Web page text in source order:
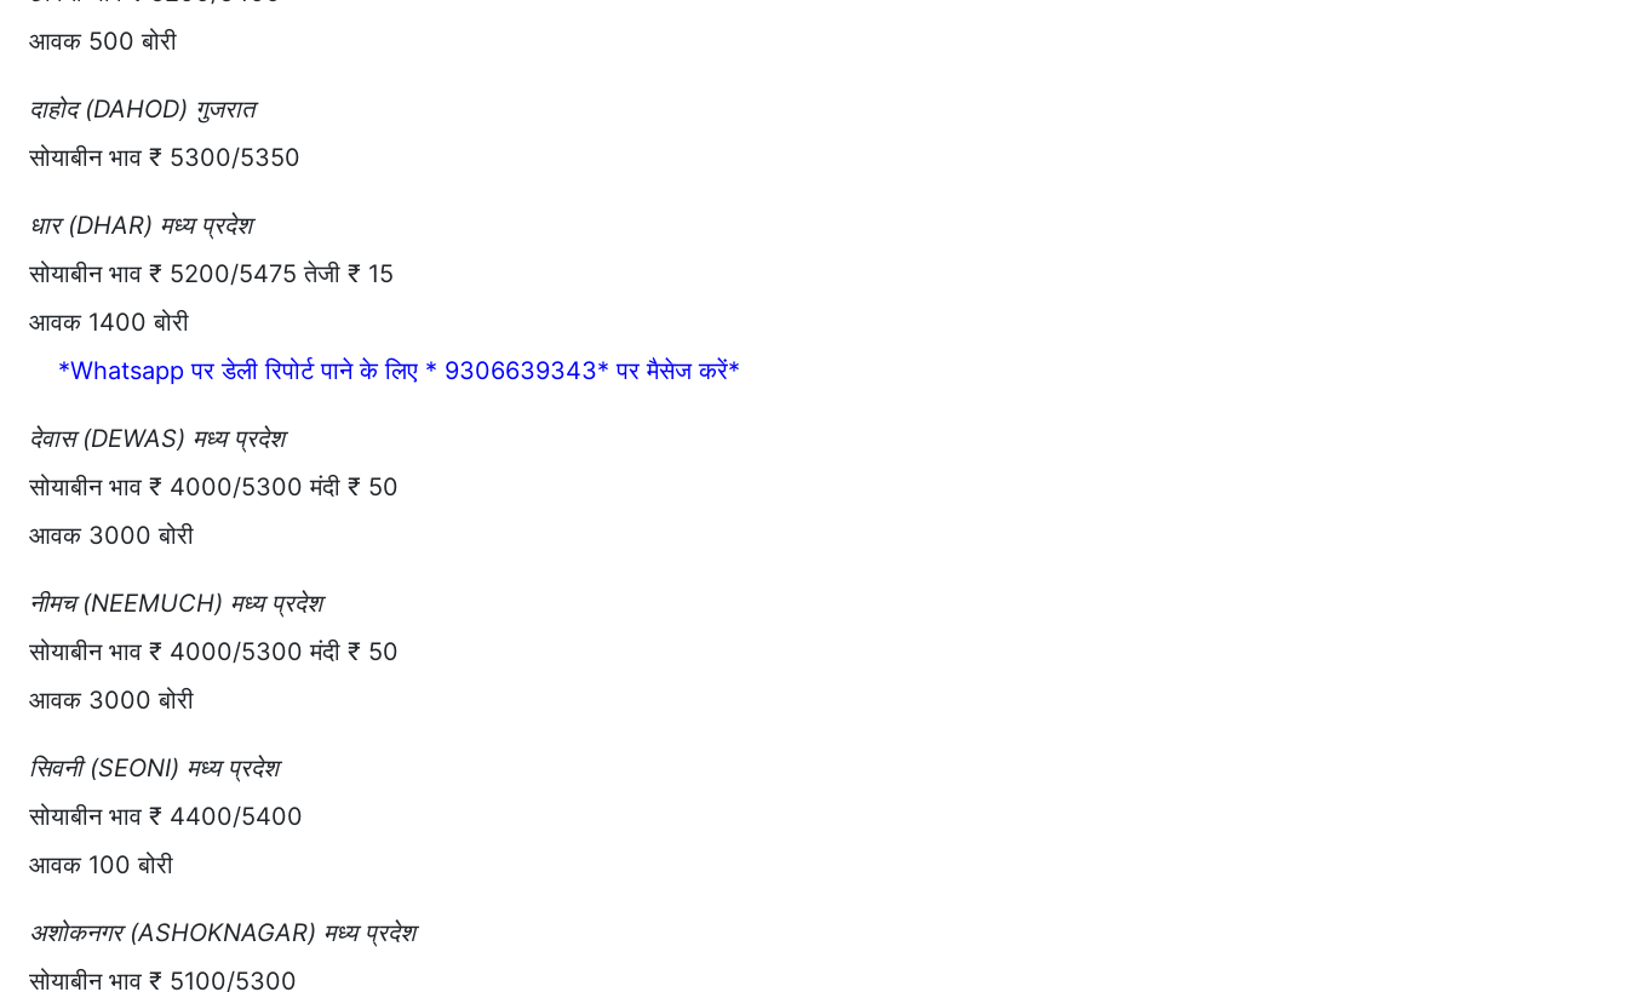
आवक 500 बोरी
दाहोद (DAHOD) गुजरात
सोयाबीन भाव ₹ 5300/5350
धार (DHAR) मध्य प्रदेश
सोयाबीन भाव ₹ 5200/5475 तेजी ₹ 15
आवक 1400 बोरी
*Whatsapp पर डेली रिपोर्ट पाने के लिए * 9306639343* पर मैसेज करें*
देवास (DEWAS) मध्य प्रदेश
सोयाबीन भाव ₹ 4000/5300 मंदी ₹ 50
आवक 3000 बोरी
नीमच (NEEMUCH) मध्य प्रदेश
सोयाबीन भाव ₹ 4000/5300 मंदी ₹ 50
आवक 3000 बोरी
सिवनी (SEONI) मध्य प्रदेश
सोयाबीन भाव ₹ 4400/5400
आवक 100 बोरी
अशोकनगर (ASHOKNAGAR) मध्य प्रदेश
सोयाबीन भाव ₹ 5100/5300